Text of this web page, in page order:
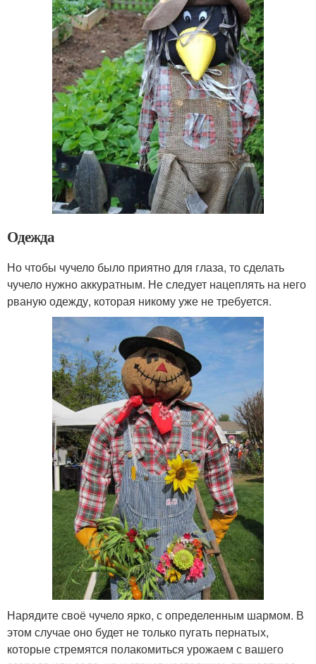
Одежда
Но чтобы чучело было приятно для глаза, то сделать
чучело нужно аккуратным. Не следует нацеплять на него
рваную одежду, которая никому уже не требуется.
Нарядите своё чучело ярко, с определенным шармом. В
этом случае оно будет не только пугать пернатых,
которые стремятся полакомиться урожаем с вашего